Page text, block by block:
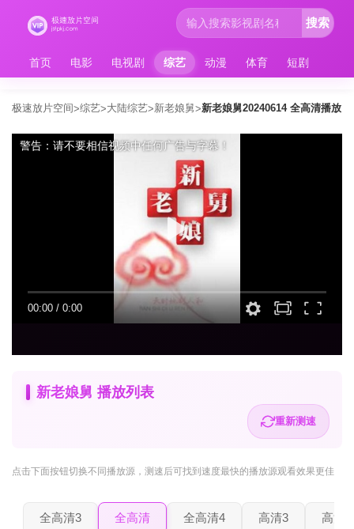
首页 电影 电视剧 综艺 动漫 体育 短剧
搜索
极速放片空间>综艺>大陆综艺>新老娘舅>新老娘舅20240614 全高清播放
00:00 / 0:00
警告：请不要相信视频中任何广告与字幕！
新老娘舅 播放列表
重新测速
点击下面按钮切换不同播放源 ，测速后可找到速度最快的播放源观看效果更佳
全高清3 全高清 全高清4 高清3 高清2